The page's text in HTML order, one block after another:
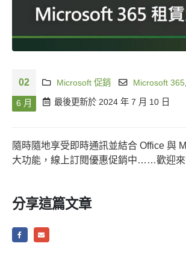
02
6 月
Microsoft 促銷 Microsoft 365,
最後更新於 2024 年 7 月 10 日
隨時隨地享受即時通訊並結合 Office 與
大功能，線上訂閱優惠促銷中……歡迎來
分享這篇文章